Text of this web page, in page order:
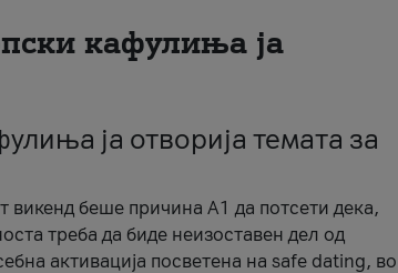
кафулиња ја
ја отворија темата за
викенд беше причина А1 да потсети дека,
треба да биде неизоставен дел од
активација посветена на safe dating, во